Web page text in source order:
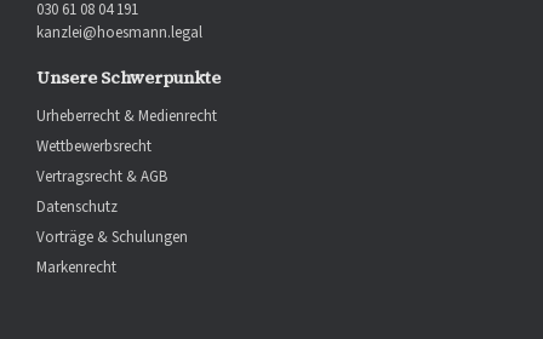
030 61 08 04 191
kanzlei@hoesmann.legal
Unsere Schwerpunkte
Urheberrecht & Medienrecht
Wettbewerbsrecht
Vertragsrecht & AGB
Datenschutz
Vorträge & Schulungen
Markenrecht